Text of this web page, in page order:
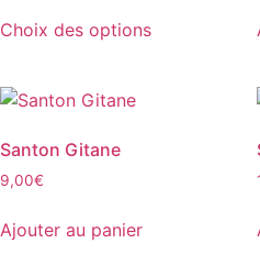
Choix des options
a
variations.
Les
peuvent
Santon Gitane
9,00€
Ajouter au panier